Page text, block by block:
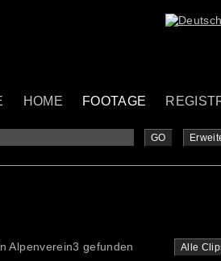
HOME FOOTAGE
GO
Alpenverein3 gefunden Alle